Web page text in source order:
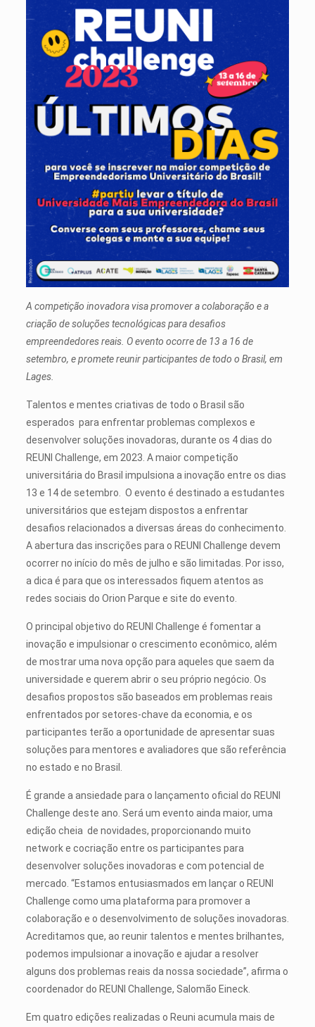
A competição inovadora visa promover a colaboração e a
criação de soluções tecnológicas para desafios
empreendedores reais. O evento ocorre de 13 a 16 de
setembro, e promete reunir participantes de todo o Brasil, em
Lages.
Talentos e mentes criativas de todo o Brasil são
esperados para enfrentar problemas complexos e
desenvolver soluções inovadoras, durante os 4 dias do
REUNI Challenge, em 2023. A maior competição
universitária do Brasil impulsiona a inovação entre os dias
13 e 14 de setembro. O evento é destinado a estudantes
universitários que estejam dispostos a enfrentar
desafios relacionados a diversas áreas do conhecimento.
A abertura das inscrições para o REUNI Challenge devem
ocorrer no início do mês de julho e são limitadas. Por isso,
a dica é para que os interessados fiquem atentos as
redes sociais do Orion Parque e site do evento.
O principal objetivo do REUNI Challenge é fomentar a
inovação e impulsionar o crescimento econômico, além
de mostrar uma nova opção para aqueles que saem da
universidade e querem abrir o seu próprio negócio. Os
desafios propostos são baseados em problemas reais
enfrentados por setores-chave da economia, e os
participantes terão a oportunidade de apresentar suas
soluções para mentores e avaliadores que são referência
no estado e no Brasil.
É grande a ansiedade para o lançamento oficial do REUNI
Challenge deste ano. Será um evento ainda maior, uma
edição cheia de novidades, proporcionando muito
network e cocriação entre os participantes para
desenvolver soluções inovadoras e com potencial de
mercado. “Estamos entusiasmados em lançar o REUNI
Challenge como uma plataforma para promover a
colaboração e o desenvolvimento de soluções inovadoras.
Acreditamos que, ao reunir talentos e mentes brilhantes,
podemos impulsionar a inovação e ajudar a resolver
alguns dos problemas reais da nossa sociedade”, afirma o
coordenador do REUNI Challenge, Salomão Eineck.
Em quatro edições realizadas o Reuni acumula mais de